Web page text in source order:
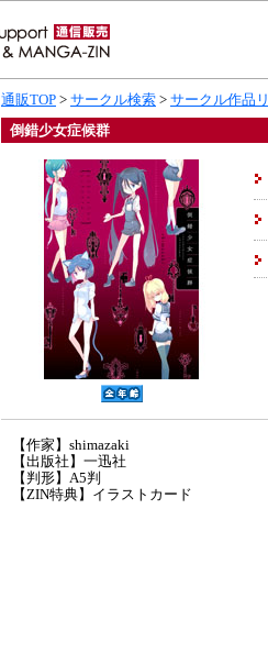
通販TOP > サークル検索 > サークル作品
倒錯少女症候群
【作家】shimazaki
【出版社】一迅社
【判形】A5判
【ZIN特典】イラストカード